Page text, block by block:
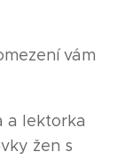
vám
a lektorka
žen s